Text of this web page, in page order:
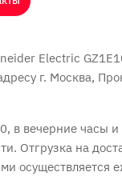
Electric
г. Москва,
в вечерние часы
Отгрузка на
осуществляется